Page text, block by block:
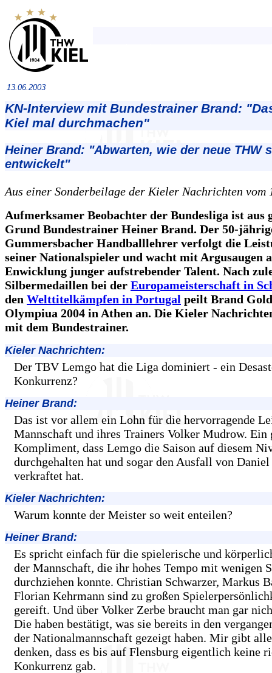
13.06.2003
KN-Interview mit Bundestrainer Brand:
Kiel mal durchmachen"
Heiner Brand: "Abwarten, wie der neue THW
entwickelt"
Aus einer Sonderbeilage der Kieler Nachrichten vom
Aufmerksamer Beobachter der Bundesliga ist aus
Grund Bundestrainer Heiner Brand. Der 50-
Gummersbacher Handballlehrer verfolgt die
seiner Nationalspieler und wacht mit Argusaugen
Enwicklung junger aufstrebender Talent. Nach
Silbermedaillen bei der Europameisterschaft in
den Welttitelkämpfen in Portugal peilt Brand
Olympiua 2004 in Athen an. Die Kieler
mit dem Bundestrainer.
Kieler Nachrichten:
Der TBV Lemgo hat die Liga dominiert - ein
Konkurrenz?
Heiner Brand:
Das ist vor allem ein Lohn für die hervorragende
Mannschaft und ihres Trainers Volker Mudrow. Ein
Kompliment, dass Lemgo die Saison auf diesem
durchgehalten hat und sogar den Ausfall von Daniel
verkraftet hat.
Kieler Nachrichten:
Warum konnte der Meister so weit enteilen?
Heiner Brand:
Es spricht einfach für die spielerische und
der Mannschaft, die ihr hohes Tempo mit wenigen
durchziehen konnte. Christian Schwarzer, Markus
Florian Kehrmann sind zu großen
gereift. Und über Volker Zerbe braucht man gar
Die haben bestätigt, was sie bereits in den
der Nationalmannschaft gezeigt haben. Mir gibt
denken, dass es bis auf Flensburg eigentlich keine
Konkurrenz gab.